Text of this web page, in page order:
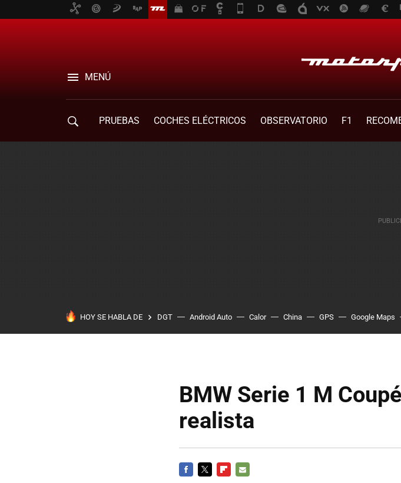
MENÚ
PRUEBAS COCHES ELÉCTRICOS OBSERVATORIO F1
HOY SE HABLA DE DGT Android Auto Calor China GPS Google Maps
BMW Serie 1 M
realista